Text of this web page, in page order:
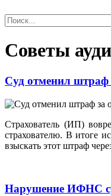
Советы
Суд отменил
Страхователь (ИП)
страхователю. В итоге
взыскать этот штраф
Нарушение ИФНС